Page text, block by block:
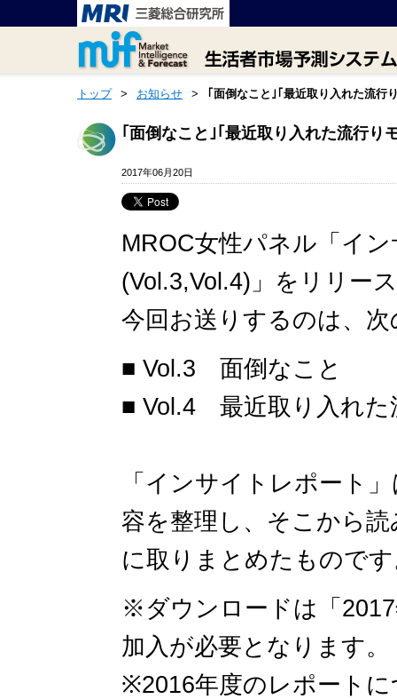
トップ > お知らせ > ｢面倒なこと｣｢最近取り入れた流行
｢面倒なこと｣｢最近取り入れた流行り
2017年06月20日
MROC女性パネル「イ
(Vol.3,Vol.4)」をリリー
今回お送りするのは、
■ Vol.3 面倒なこと
■ Vol.4 最近取り入れた
「インサイトレポート
容を整理し、そこから
に取りまとめたもので
※ダウンロードは「
加入が必要となります。
※2016年度のレポート